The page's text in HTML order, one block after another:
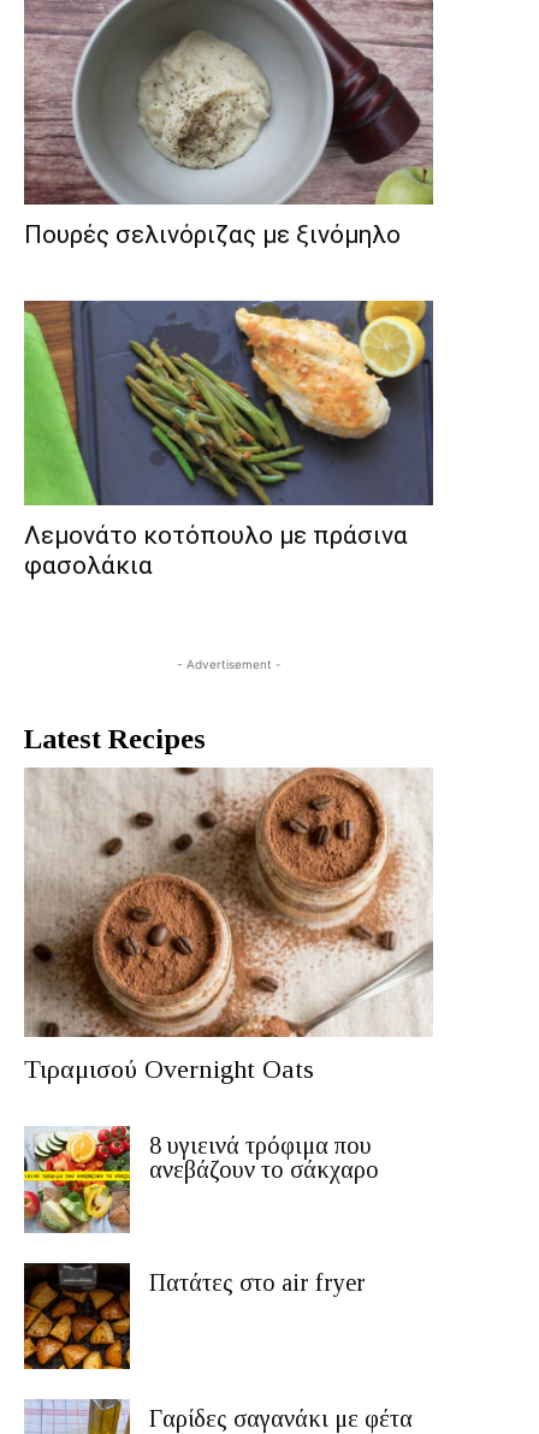
Πουρές σελινόριζας με ξινόμηλο
Λεμονάτο κοτόπουλο με πράσινα
φασολάκια
- Advertisement -
Latest Recipes
Τιραμισού Overnight Oats
8 υγιεινά τρόφιμα που
ανεβάζουν το σάκχαρο
Πατάτες στο air fryer
Γαρίδες σαγανάκι με φέτα